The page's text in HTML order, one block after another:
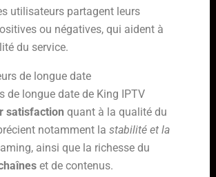
utilisateurs partagent leurs
ou négatives, qui aident à
du service.
de longue date
de longue date de King IPTV
satisfaction quant à la qualité du
notamment la stabilité et la
ainsi que la richesse du
et de contenus.